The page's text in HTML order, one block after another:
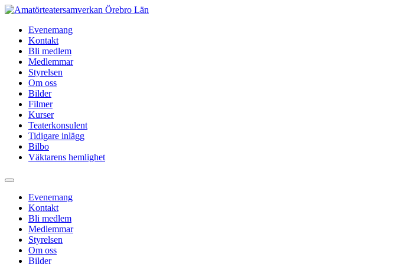
Hoppa
innehållEvenemang
Kontakt
Bli medlem
Medlemmar
Styrelsen
Om oss
Bilder
Filmer
Kurser
Teaterkonsulent
Tidigare inlägg
Bilbo
Väktarens hemlighet
Evenemang
Kontakt
Bli medlem
Medlemmar
Styrelsen
Om oss
Bilder